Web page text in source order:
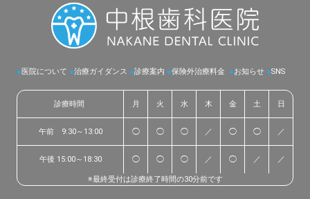
● 医院について ●治療ガイダンス ●診療案内 ●保険外治療料金 ●お知らせ ●SNS
診療時間 月 火 水 木 金 土 日
午前 9:30～13:00 ◯ ◯ ◯ ／ ◯ ◯ ／
午後 15:00～18:30 ◯ ◯ ◯ ／ ◯ ／ ／
※最終受付は診療終了時間の30分前です